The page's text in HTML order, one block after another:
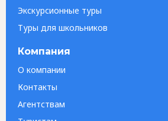
Экскурсионные туры
Туры для школьников
Компания
О компании
Контакты
Агентствам